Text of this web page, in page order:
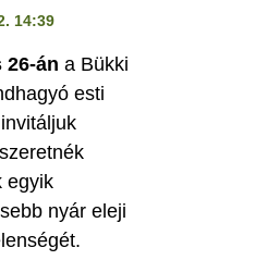
14:39
26-án a Bükki
esti
egyik
nyár eleji